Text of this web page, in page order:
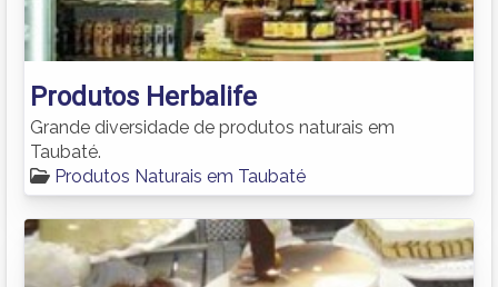
Produtos Herbalife
Grande diversidade de produtos naturais em
Taubaté.
Produtos Naturais em Taubaté